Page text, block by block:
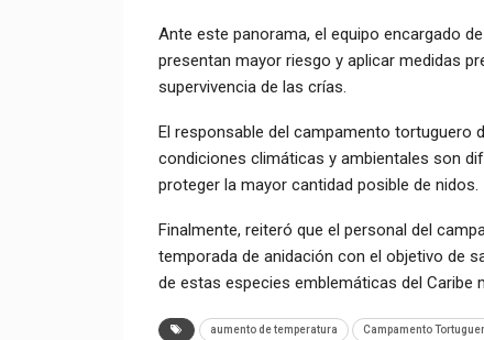
Ante este panorama, el equipo encargado
presentan mayor riesgo y aplicar medidas
supervivencia de las crías.
El responsable del campamento tortuguero
condiciones climáticas y ambientales son
proteger la mayor cantidad posible de nidos.
Finalmente, reiteró que el personal del
temporada de anidación con el objetivo de
de estas especies emblemáticas del Caribe
aumento de temperatura Campamento